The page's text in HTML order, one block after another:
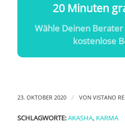
20 Minuten
Wähle Deinen
kostenlose
23. OKTOBER 2020 / VON VISTANO
SCHLAGWORTE: AKASHA, KARMA